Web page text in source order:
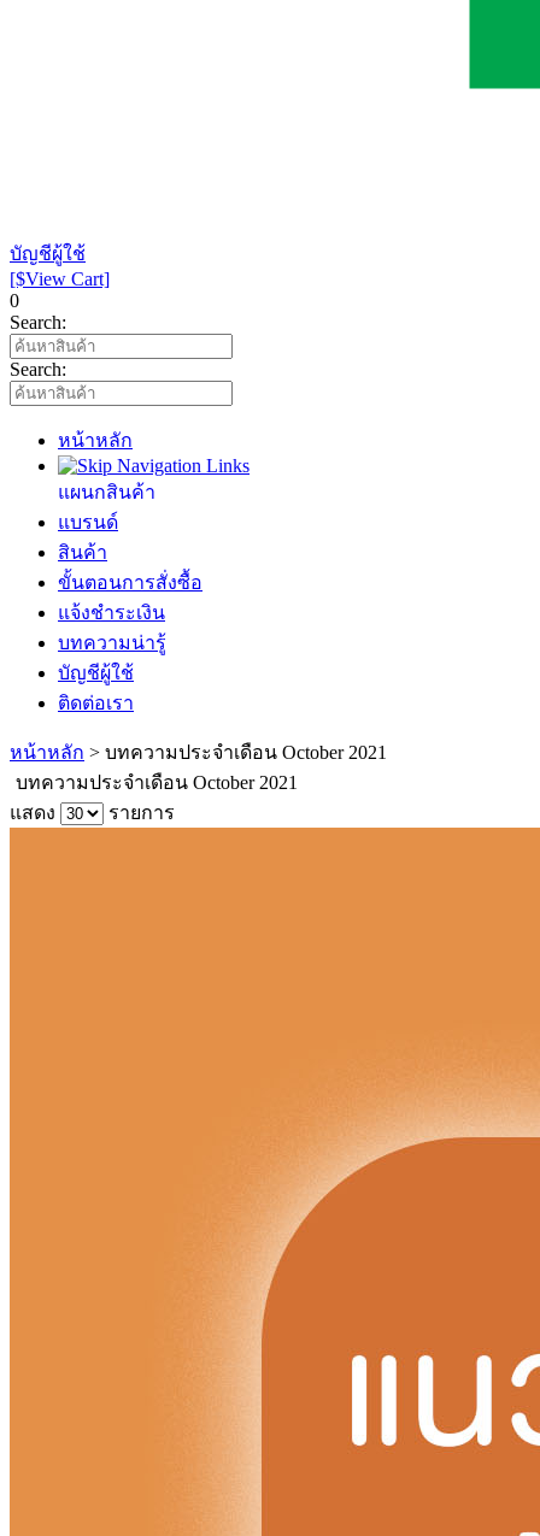
บัญชีผู้ใช้
[$View Cart]
0
Search:
Search:
หน้าหลัก
แผนกสินค้า
แบรนด์
สินค้า
ขั้นตอนการสั่งซื้อ
แจ้งชำระเงิน
บทความน่ารู้
บัญชีผู้ใช้
ติดต่อเรา
หน้าหลัก > บทความประจำเดือน October 2021
บทความประจำเดือน October 2021
แสดง
รายการ